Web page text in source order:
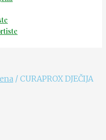
/ CURAPROX DJEČIJA